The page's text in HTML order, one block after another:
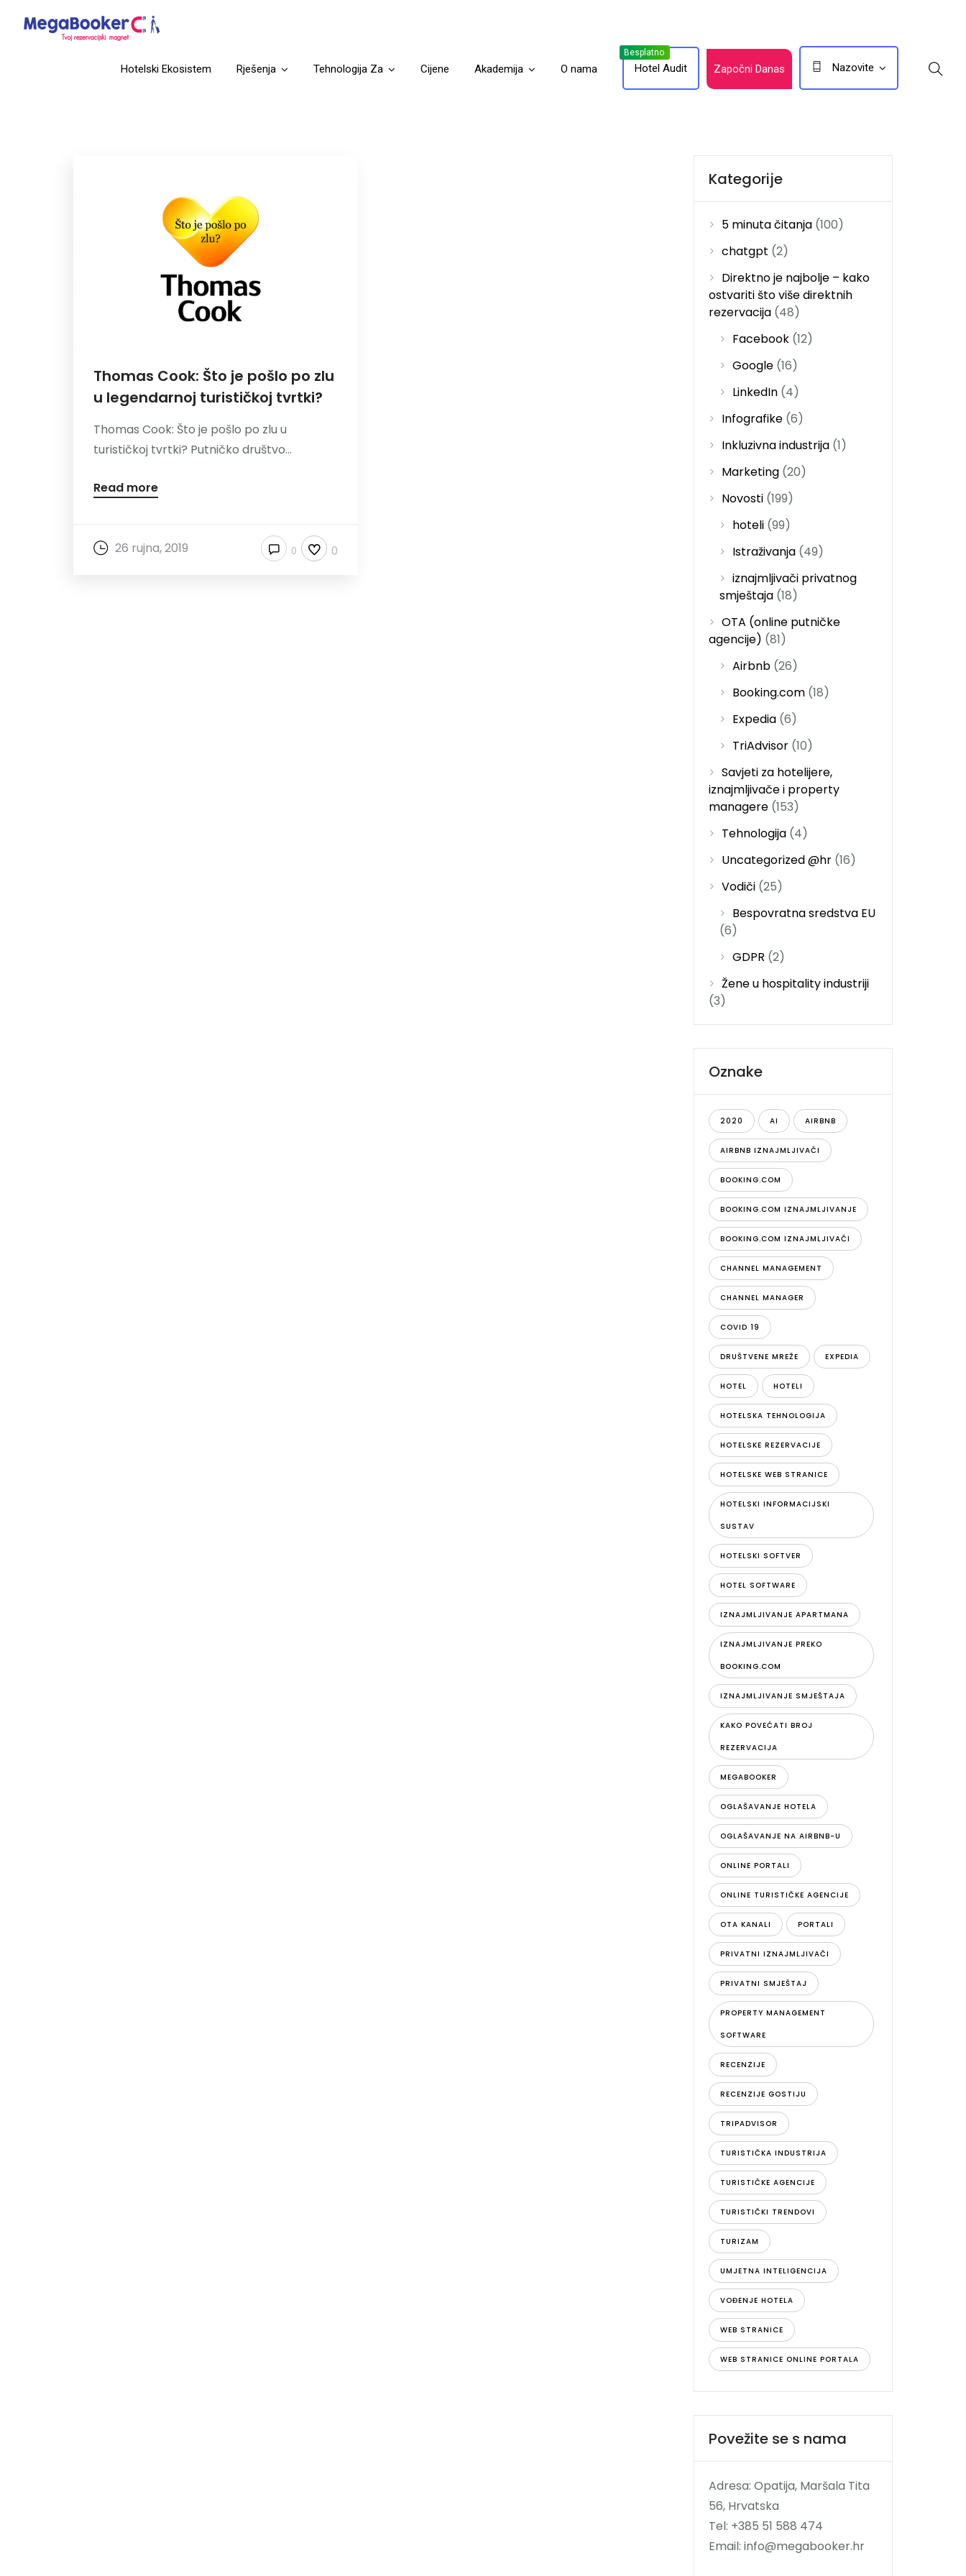
Hotelski Ekosistem Rješenja Tehnologija Za Cijene Akademija O nama Hotel Audit Započni Danas Nazovite
Thomas Cook: Što je pošlo po zlu
u legendarnoj turističkoj tvrtki?
Thomas Cook: Što je pošlo po zlu u
turističkoj tvrtki? Putničko društvo...
Read more
26 rujna, 2019 0
0
Kategorije
5 minuta čitanja(100)
chatgpt (2)
Direktno je najbolje – kako
ostvariti što više direktnih
rezervacija(48)
Facebook(12)
Google(16)
LinkedIn(4)
Infografike(6)
Inkluzivna industrija(1)
Marketing(20)
Novosti(199)
hoteli(99)
Istraživanja(49)
iznajmljivači privatnog
smještaja(18)
OTA (online putničke
agencije) (81)
Airbnb(26)
Booking.com(18)
Expedia(6)
TriAdvisor(10)
Savjeti za hotelijere,
iznajmljivače i property
managere(153)
Tehnologija(4)
Uncategorized @hr(16)
Vodiči(25)
Bespovratna sredstva EU
(6)
GDPR (2)
Žene u hospitality industriji
(3)
Oznake
2020 AI AIRBNB
AIRBNB IZNAJMLJIVAČI
BOOKING.COM
BOOKING.COM IZNAJMLJIVANJE
BOOKING.COM IZNAJMLJIVAČI
CHANNEL MANAGEMENT
CHANNEL MANAGER
COVID 19
DRUŠTVENE MREŽE EXPEDIA
HOTEL HOTELI
HOTELSKA TEHNOLOGIJA
HOTELSKE REZERVACIJE
HOTELSKE WEB STRANICE
HOTELSKI INFORMACIJSKI
SUSTAV
HOTELSKI SOFTVER
HOTEL SOFTWARE
IZNAJMLJIVANJE APARTMANA
IZNAJMLJIVANJE PREKO
BOOKING.COM
IZNAJMLJIVANJE SMJEŠTAJA
KAKO POVEĆATI BROJ
REZERVACIJA
MEGABOOKER
OGLAŠAVANJE HOTELA
OGLAŠAVANJE NA AIRBNB-U
ONLINE PORTALI
ONLINE TURISTIČKE AGENCIJE
OTA KANALI PORTALI
PRIVATNI IZNAJMLJIVAČI
PRIVATNI SMJEŠTAJ
PROPERTY MANAGEMENT
SOFTWARE
RECENZIJE
RECENZIJE GOSTIJU
TRIPADVISOR
TURISTIČKA INDUSTRIJA
TURISTIČKE AGENCIJE
TURISTIČKI TRENDOVI
TURIZAM
UMJETNA INTELIGENCIJA
VOĐENJE HOTELA
WEB STRANICE
WEB STRANICE ONLINE PORTALA
Povežite se s nama
Adresa: Opatija, Maršala Tita
56, Hrvatska
Tel: +385 51 588 474
Email: info@megabooker.hr